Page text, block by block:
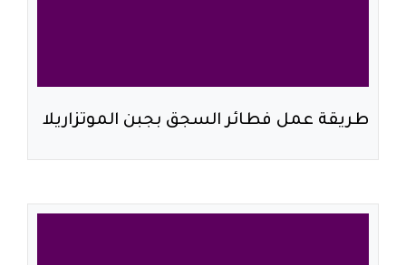
طريقة عمل فطائر السجق بجبن الموتزاريلا